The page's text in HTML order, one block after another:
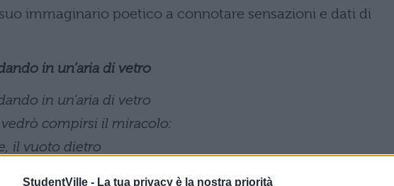
StudentVille - La tua privacy è la nostra priorità
immaginario poetico a connotare sensazioni e dati di
in un’aria di vetro
in un’aria di vetro
compirsi il miracolo:
il vuoto dietro
ubriaco.